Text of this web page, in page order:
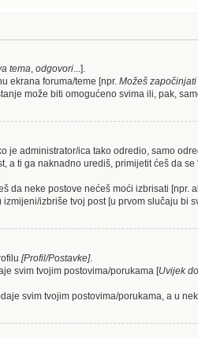
tema odgovori ...].
ekrana foruma/teme [npr. Možeš
može biti omogućeno svima ili, pak,
je administrator/ica tako odredio, samo
a ti ga naknadno urediš, primijetit ćeš da
da neke postove nećeš moći izbrisati
izbriše tvoj post [u prvom slučaju bi
[Profil/Postavke].
svim tvojim postovima/porukama [Uvijek
svim tvojim postovima/porukama, a u